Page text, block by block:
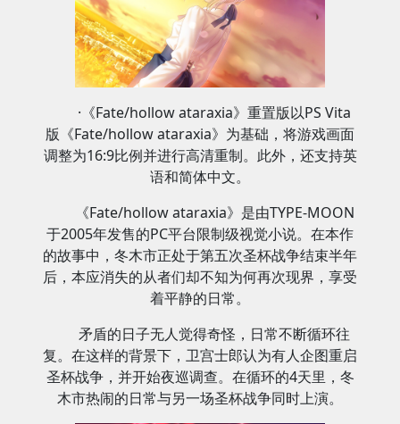
·《Fate/hollow ataraxia》重置版以PS Vita
版《Fate/hollow ataraxia》为基础，将游戏画面
调整为16:9比例并进行高清重制。此外，还支持英
语和简体中文。
《Fate/hollow ataraxia》是由TYPE-MOON
于2005年发售的PC平台限制级视觉小说。在本作
的故事中，冬木市正处于第五次圣杯战争结束半年
后，本应消失的从者们却不知为何再次现界，享受
着平静的日常。
矛盾的日子无人觉得奇怪，日常不断循环往
复。在这样的背景下，卫宫士郎认为有人企图重启
圣杯战争，并开始夜巡调查。在循环的4天里，冬
木市热闹的日常与另一场圣杯战争同时上演。